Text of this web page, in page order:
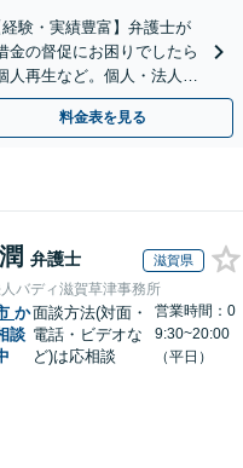
験・実績豊富】弁護士が
金の督促にお困りでしたら
人再生など。個人・法人対
料金表を見る
弁護士 滋賀県
バディ滋賀草津事務所
か
談
面談方法(対面・
電話・ビデオな
ど)は応相談
営業時間：0
9:30~20:00
（平日）